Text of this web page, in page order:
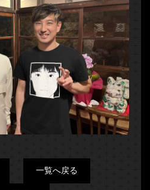
一覧へ戻る